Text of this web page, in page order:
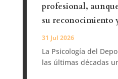
profesional,
su reconocimiento
31 Jul 2026
La Psicología del
las últimas décadas